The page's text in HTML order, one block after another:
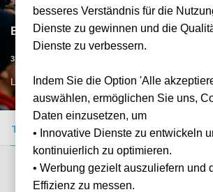
Bayer 04 Leverkusen vs VfB
31.10.2026
LEV, DE
Tickets kaufen Event-Info FAQ
Verfügbare Kategorien (4)
besseres Verständnis für die
Dienste zu gewinnen und die
Dienste zu verbessern.
Indem Sie die Option 'Alle
auswählen, ermöglichen Sie uns,
Daten einzusetzen, um
• Innovative Dienste zu entwickeln
kontinuierlich zu optimieren.
• Werbung gezielt auszuliefern und
Effizienz zu messen.